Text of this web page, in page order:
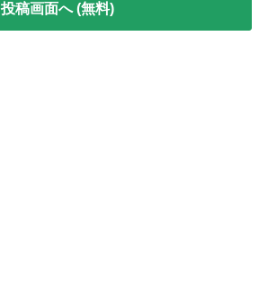
投稿画面へ (無料)